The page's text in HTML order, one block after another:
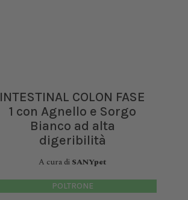
INTESTINAL COLON FASE
1 con Agnello e Sorgo
Bianco ad alta
digeribilità
A cura di SANYpet
POLTRONE